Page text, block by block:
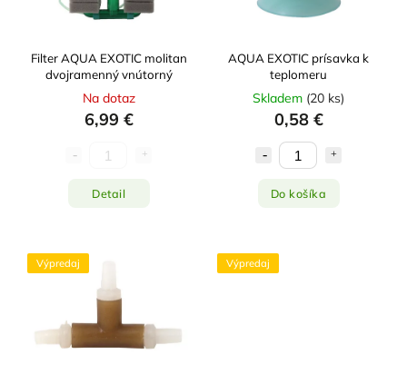
Filter AQUA EXOTIC molitan
dvojramenný vnútorný
Na dotaz
6,99 €
Detail
AQUA EXOTIC prísavka k
teplomeru
Skladem (20 ks)
0,58 €
Do košíka
Výpredaj Výpredaj